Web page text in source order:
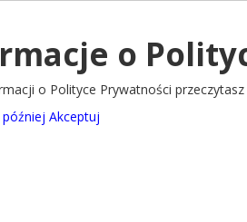
Gminy Ryglice Deklaracja
o
o Polityce Prywatności przeczytasz
Akceptuj